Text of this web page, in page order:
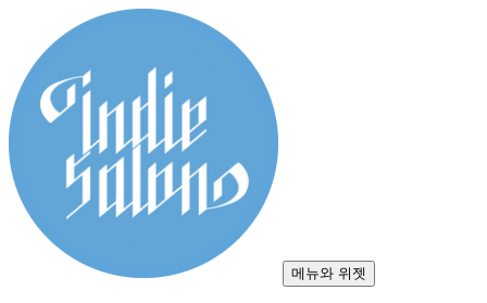
로
건
너
뛰
기
메뉴와 위젯